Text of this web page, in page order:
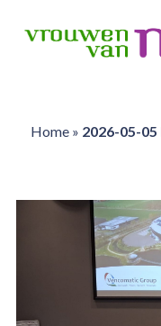
Home» 2026-05-